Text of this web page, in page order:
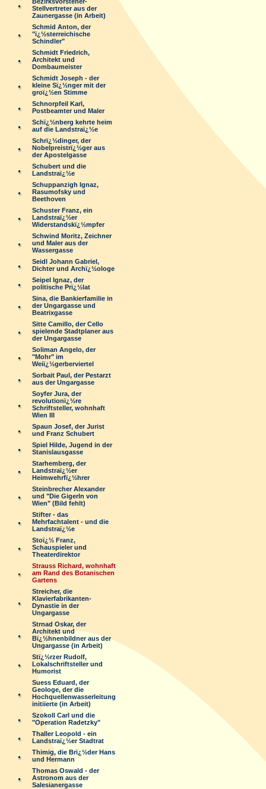
Stellvertreter aus der
Zaunergasse (in Arbeit)
Schmid Anton, der
"ï¿½sterreichische
Schindler"
Schmidt Friedrich,
Architekt und
Dombaumeister
Schmidt Joseph - der
kleine Sï¿½nger mit der
groï¿½en Stimme
Schnorpfeil Karl,
Postbeamter und Maler
Schï¿½nberg kehrte heim
auf die Landstraï¿½e
Schrï¿½dinger, der
Nobelpreistrï¿½ger aus
der Apostelgasse
Schubert und die
Landstraï¿½e
Schuppanzigh Ignaz,
Rasumofsky und
Beethoven
Schuster Franz, ein
Landstraï¿½er
Widerstandskï¿½mpfer
Schwind Moritz, Zeichner
und Maler aus der
Wassergasse
Seidl Johann Gabriel,
Dichter und Archï¿½ologe
Seipel Ignaz, der
politische Prï¿½lat
Sina, die Bankierfamilie in
der Ungargasse und
Beatrixgasse
Sitte Camillo, der Cello
spielende Stadtplaner aus
der Ungargasse
Soliman Angelo, der
"Mohr" im
Weiï¿½gerberviertel
Sorbait Paul, der Pestarzt
aus der Ungargasse
Soyfer Jura, der
revolutionï¿½re
Schriftsteller, wohnhaft
Wien III
Spaun Josef, der Jurist
und Franz Schubert
Spiel Hilde, Jugend in der
Stanislausgasse
Starhemberg, der
Landstraï¿½er
Heimwehrfï¿½hrer
Steinbrecher Alexander
und "Die Gigerln von
Wien" (Bild fehlt)
Stifter - das
Mehrfachtalent - und die
Landstraï¿½e
Stoï¿½ Franz,
Schauspieler und
Theaterdirektor
Strauss Richard, wohnhaft
am Rand des Botanischen
Gartens
Streicher, die
Klavierfabrikanten-
Dynastie in der
Ungargasse
Strnad Oskar, der
Architekt und
Bï¿½hnenbildner aus der
Ungargasse (in Arbeit)
Stï¿½rzer Rudolf,
Lokalschriftsteller und
Humorist
Suess Eduard, der
Geologe, der die
Hochquellenwasserleitung
initiierte (in Arbeit)
Szokoll Carl und die
"Operation Radetzky"
Thaller Leopold - ein
Landstraï¿½er Stadtrat
Thimig, die Brï¿½der Hans
und Hermann
Thomas Oswald - der
Astronom aus der
Salesianergasse